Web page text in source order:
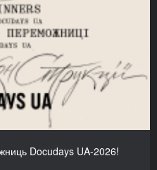
Docudays UA-2026!